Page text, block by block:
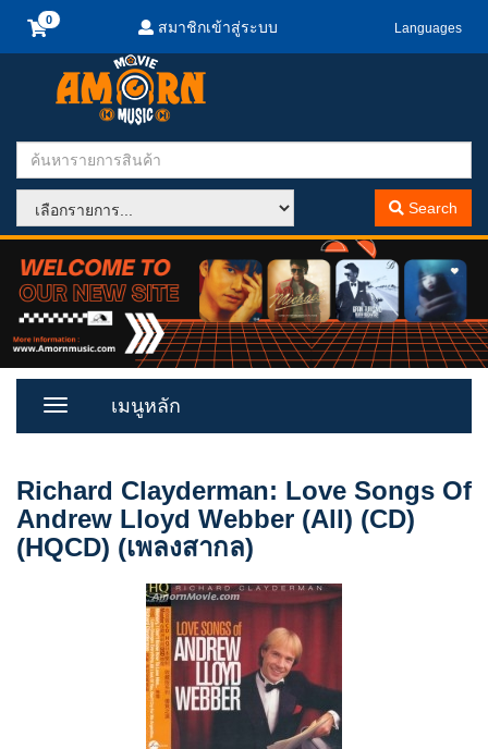
สมาชิกเข้าสู่ระบบ Languages
Search
Toggle
เมนูหลัก
Richard Clayderman: Love Songs Of
Andrew Lloyd Webber (All) (CD)
(HQCD) (เพลงสากล)